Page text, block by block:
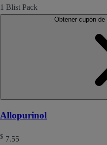
1 Blist Pack
Allopurinol
$ 7.55